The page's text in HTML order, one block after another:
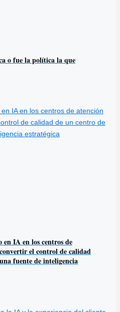
o fue la política la que
IA en los centros de
el control de calidad
fuente de inteligencia